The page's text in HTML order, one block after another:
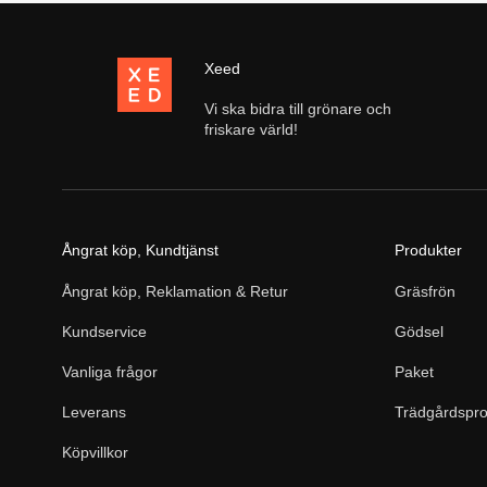
Xeed
Vi ska bidra till grönare och
friskare värld!
Ångrat köp, Kundtjänst
Ångrat köp, Reklamation & Retur
Kundservice
Vanliga frågor
Leverans
Köpvillkor
Produkter
Gräsfrön
Gödsel
Paket